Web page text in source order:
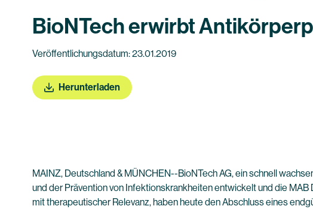
BioNTech erwirbt
Veröffentlichungsdatum: 23.01.2019
Herunterladen
MAINZ, Deutschland & MÜNCHEN--BioNTech AG, ein schnell
und der Prävention von Infektionskrankheiten entwickelt und die
mit therapeutischer Relevanz, haben heute den Abschluss eines